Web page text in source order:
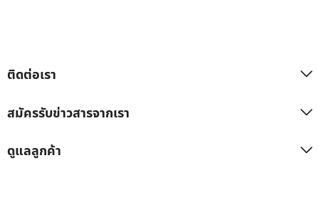
ติดต่อเรา
สมัครรับข่าวสารจากเรา
ดูแลลูกค้า